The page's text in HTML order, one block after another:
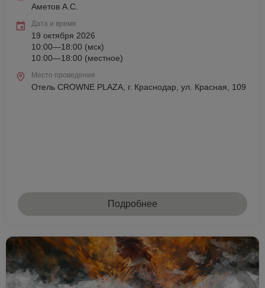
Аметов А.С.
Дата и время
19 октября 2026
10:00—18:00 (мск)
10:00—18:00 (местное)
Место проведения
Отель CROWNE PLAZA, г. Краснодар, ул. Красная, 109
Подробнее